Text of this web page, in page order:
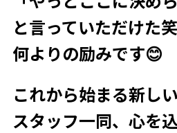
と言っていただけた笑
何よりの励みです😊
これから始まる新し
スタッフ一同、心を